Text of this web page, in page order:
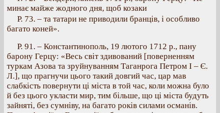
минає майже жодного дня, щоб козаки
Р. 73. – та татари не приводили бранців, і особливо
багато коней».
Р. 91. – Константинополь, 19 лютого 1712 р., пану
барону Герцу: «Весь світ здивований [поверненням
туркам Азова та зруйнуванням Таганрога Петром І – Є.
Л.], що прагнучи цього такий довгий час, цар мав
слабкість повернути ці міста в той час, коли можна було
й без цього укласти мир, тим більше, що ці міста будуть
зайняті, без сумніву, на багато років силами османів.